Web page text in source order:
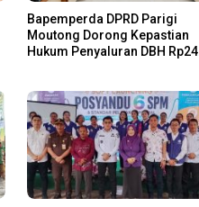
Bapemperda DPRD Parigi
Moutong Dorong Kepastian
Hukum Penyaluran DBH Rp24